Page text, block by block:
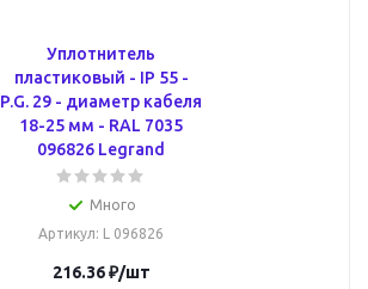
Уплотнитель
пластиковый - IP 55 -
P.G. 29 - диаметр кабеля
18-25 мм - RAL 7035
096826 Legrand
Много
Артикул: L 096826
216.36₽/шт